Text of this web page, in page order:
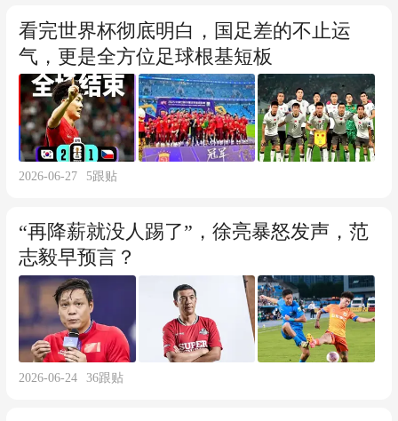
看完世界杯彻底明白，国足差的不止运
气，更是全方位足球根基短板
2026-06-27 5跟贴
“再降薪就没人踢了”，徐亮暴怒发声，范
志毅早预言？
2026-06-24 36跟贴